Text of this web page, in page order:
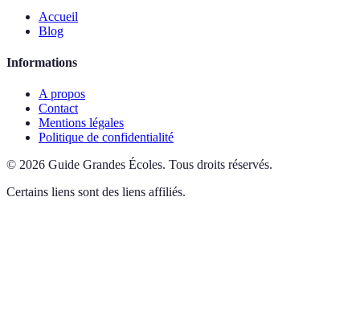
Accueil
Blog
Informations
A propos
Contact
Mentions légales
Politique de confidentialité
© 2026 Guide Grandes Écoles. Tous droits réservés.
Certains liens sont des liens affiliés.